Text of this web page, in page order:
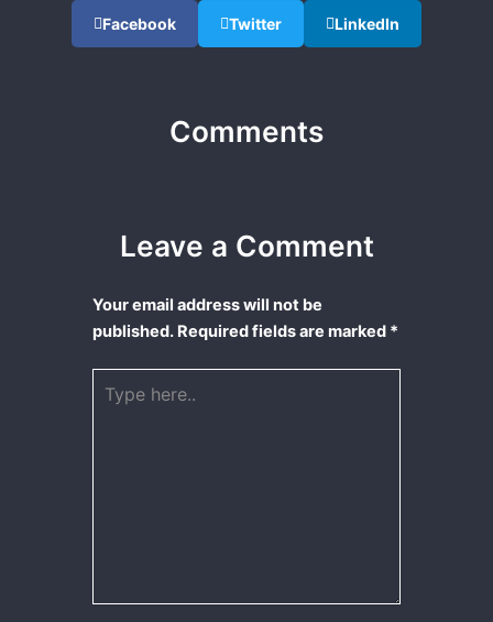
Facebook Twitter LinkedIn
Comments
Leave a Comment
Your email address will not be
published. Required fields are marked *
here..